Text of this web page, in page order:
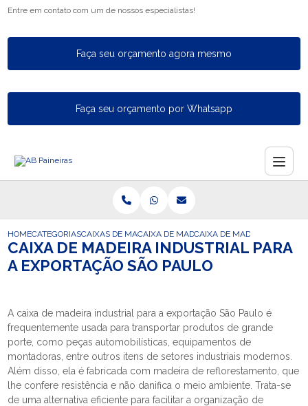
Entre em contato com um de nossos especialistas!
Faça seu orçamento agora mesmo
Faça seu orçamento por Whatsapp
HOMECATEGORIASCAIXAS DE MADEIRA PARA EXPORTACAO
CAIXA DE MADEIRA PARA EXPORTACAO
CAIXA DE MADEIRA
CAIXA DE MADEIRA INDUSTRIAL PARA
A EXPORTAÇÃO SÃO PAULO
A caixa de madeira industrial para a exportação São Paulo é
frequentemente usada para transportar produtos de grande
porte, como peças automobilísticas, equipamentos de
montadoras, entre outros itens de setores industriais modernos.
Além disso, ela é fabricada com madeira de reflorestamento, que
lhe confere resistência e não danifica o meio ambiente. Trata-se
de uma alternativa eficiente para facilitar a organização de